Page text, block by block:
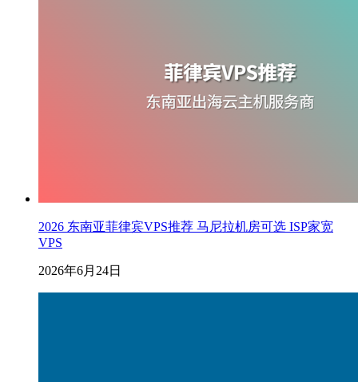
2026 东南亚菲律宾VPS推荐 马尼拉机房可选 ISP家宽
VPS
2026年6月24日